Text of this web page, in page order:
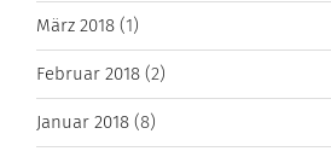
März 2018 (1)
Februar 2018 (2)
Januar 2018 (8)